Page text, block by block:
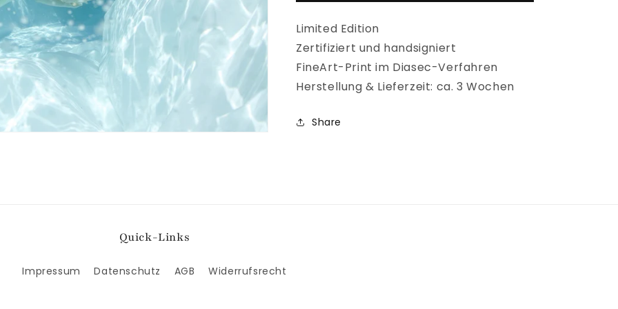
Limited Edition
Zertifiziert und handsigniert
FineArt-Print im Diasec-Verfahren
Herstellung & Lieferzeit: ca. 3 Wochen
Share
Quick-Links
Impressum Datenschutz AGB Widerrufsrecht